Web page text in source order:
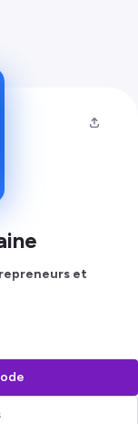
et
et humaines ?
les défis urbains
nos espaces.